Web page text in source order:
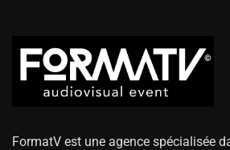
FormatV est une agence spécialisée